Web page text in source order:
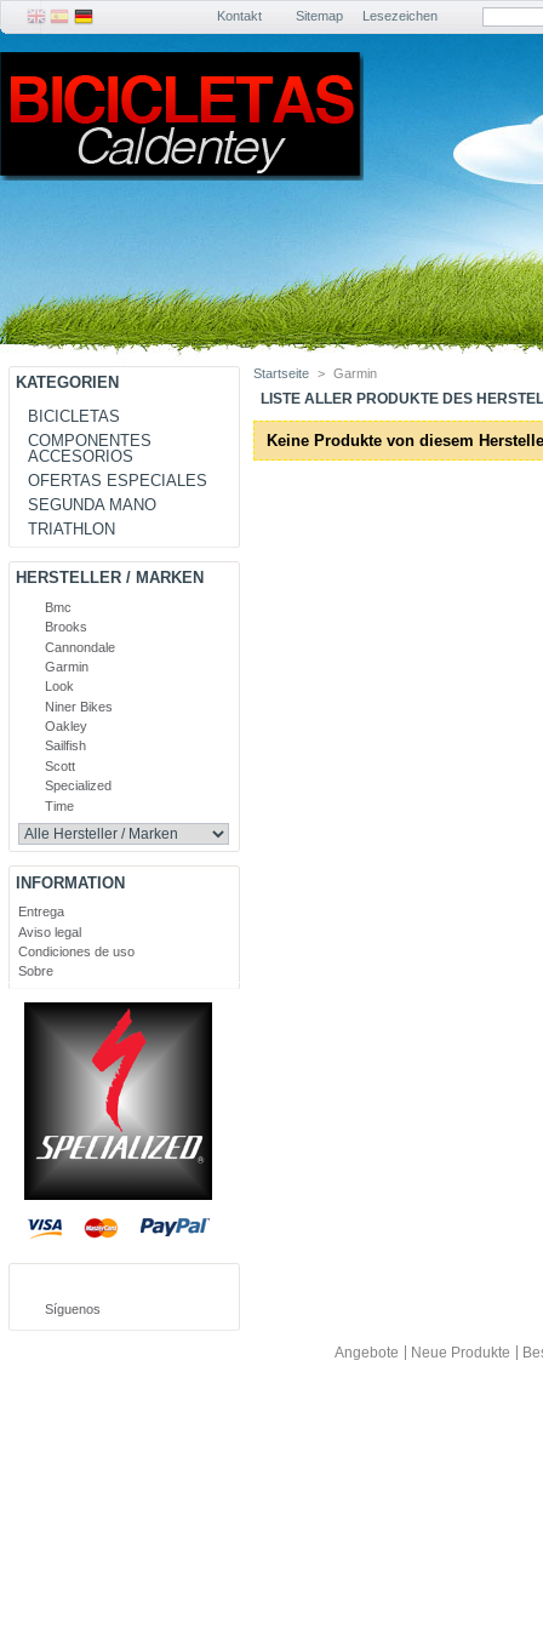
Kontakt Sitemap Lesezeichen
KATEGORIEN
BICICLETAS
COMPONENTES
ACCESORIOS
OFERTAS ESPECIALES
SEGUNDA MANO
TRIATHLON
HERSTELLER / MARKEN
Bmc
Brooks
Cannondale
Garmin
Look
Niner Bikes
Oakley
Sailfish
Scott
Specialized
Time
INFORMATION
Entrega
Aviso legal
Condiciones de uso
Sobre
Síguenos
Startseite > Garmin
LISTE ALLER PRODUKTE DES
Keine Produkte von diesem
Angebote Neue Produkte